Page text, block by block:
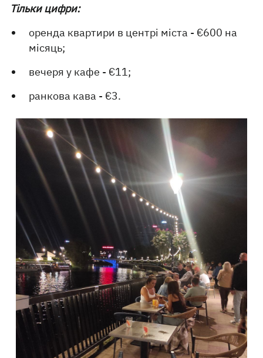
Тільки цифри:
оренда квартири в центрі міста - €600 на
місяць;
вечеря у кафе - €11;
ранкова кава - €3.